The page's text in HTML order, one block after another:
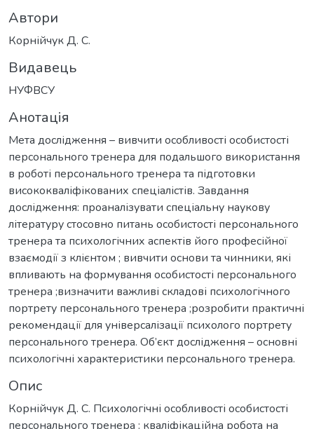
Автори
Корнійчук Д. С.
Видавець
НУФВСУ
Анотація
Мета дослідження – вивчити особливості особистості
персонального тренера для подальшого використання
в роботі персонального тренера та підготовки
висококваліфікованих спеціалістів. Завдання
дослідження: проаналізувати спеціальну наукову
літературу стосовно питань особистості персонального
тренера та психологічних аспектів його професійної
взаємодії з клієнтом ; вивчити основи та чинники, які
впливають на формування особистості персонального
тренера ;визначити важливі складові психологічного
портрету персонального тренера ;розробити практичні
рекомендації для універсалізації психолого портрету
персонального тренера. Об’єкт дослідження – основні
психологічні характеристики персонального тренера.
Опис
Корнійчук Д. С. Психологічні особливості особистості
персонального тренера : кваліфікаційна робота на